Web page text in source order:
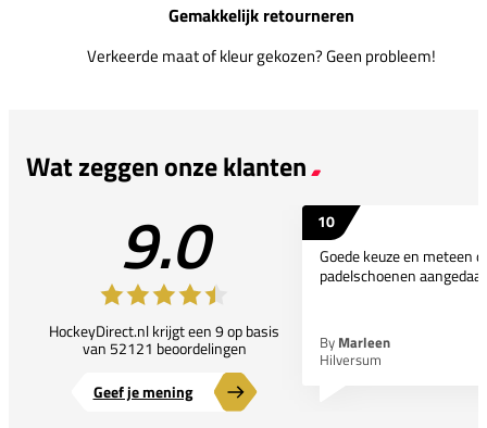
Gemakkelijk retourneren
Verkeerde maat of kleur gekozen? Geen probleem!
Wat zeggen onze klanten
9.0
HockeyDirect.nl krijgt een 9 op basis
van 52121 beoordelingen
Geef je mening
10
Goede keuze en meteen
padelschoenen
By Marleen
Hilversum